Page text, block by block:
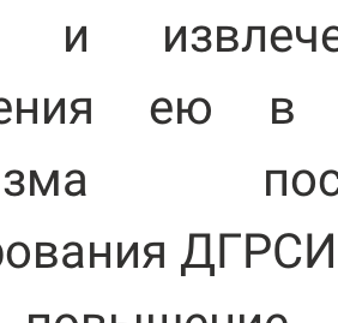
и
ею в